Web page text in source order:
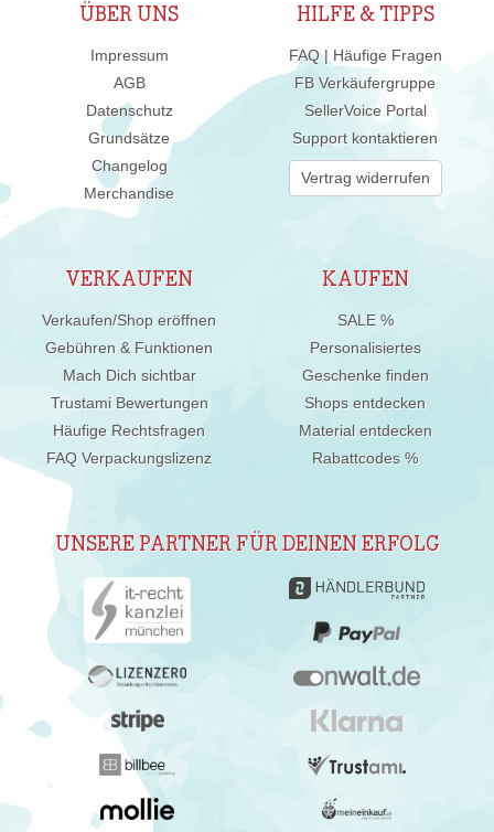
ÜBER UNS
Impressum
AGB
Datenschutz
Grundsätze
Changelog
Merchandise
HILFE & TIPPS
FAQ | Häufige Fragen
FB Verkäufergruppe
SellerVoice Portal
Support kontaktieren
Vertrag widerrufen
VERKAUFEN
Verkaufen/Shop eröffnen
Gebühren & Funktionen
Mach Dich sichtbar
Trustami Bewertungen
Häufige Rechtsfragen
FAQ Verpackungslizenz
KAUFEN
SALE %
Personalisiertes
Geschenke finden
Shops entdecken
Material entdecken
Rabattcodes %
UNSERE PARTNER FÜR DEINEN ERFOLG